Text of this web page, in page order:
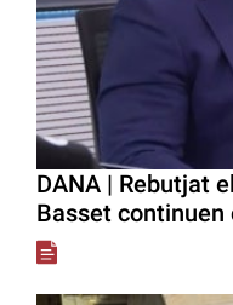
DANA | Rebutjat
Basset